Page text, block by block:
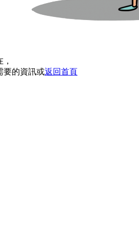
要的資訊或返回首頁